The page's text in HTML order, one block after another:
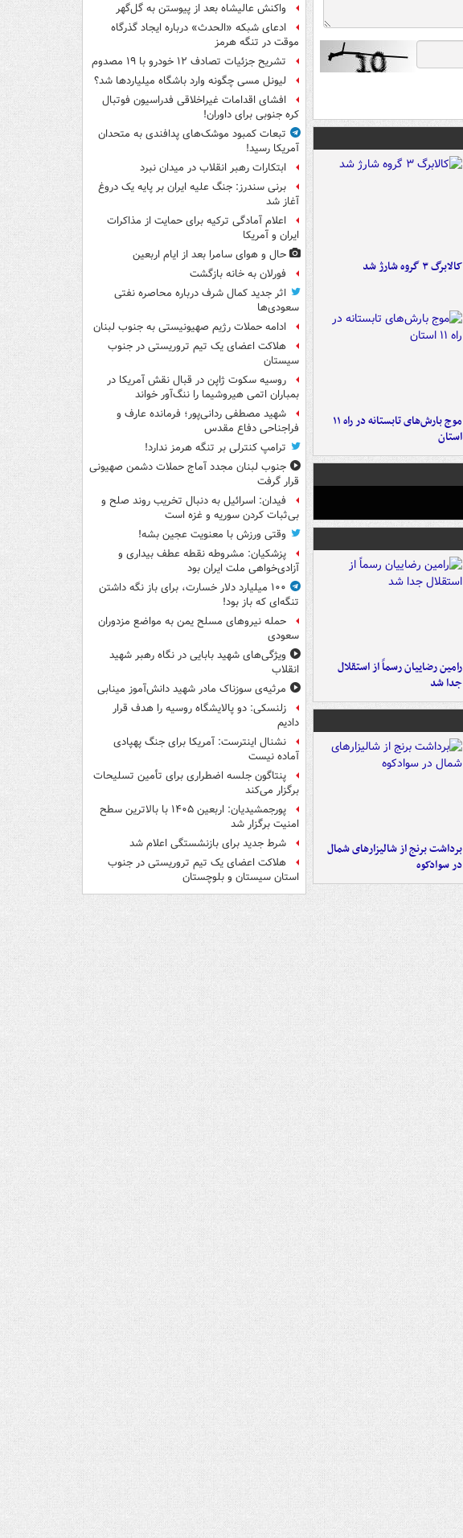
کالابرگ ۳ گروه شارژ شد
موج بارش‌های تابستانه در راه ۱۱
استان
رامین رضاییان رسماً از استقلال
جدا شد
برداشت برنج از شالیزارهای شمال
در سوادکوه
واکنش عالیشاه بعد از پیوستن به گل‌گهر
ادعای شبکه «الحدث» درباره ایجاد گذرگاه
موقت در تنگه هرمز
تشریح جزئیات تصادف ۱۲ خودرو با ۱۹ مصدوم
لیونل مسی چگونه وارد باشگاه میلیاردها شد؟
افشای اقدامات غیراخلاقی فدراسیون فوتبال
کره جنوبی برای داوران!
تبعات کمبود موشک‌های پدافندی به متحدان
آمریکا رسید!
ابتکارات رهبر انقلاب در میدان نبرد
برنی سندرز: جنگ علیه ایران بر پایه یک دروغ
آغاز شد
اعلام آمادگی ترکیه برای حمایت از مذاکرات
ایران و آمریکا
حال و هوای سامرا بعد از ایام اربعین
فورلان به خانه بازگشت
اثر جدید کمال شرف درباره محاصره نفتی
سعودی‌ها
ادامه حملات رژیم صهیونیستی به جنوب لبنان
هلاکت اعضای یک تیم تروریستی در جنوب
سیستان
روسیه سکوت ژاپن در قبال نقش آمریکا در
بمباران اتمی هیروشیما را ننگ‌آور خواند
شهید مصطفی ردانی‌پور؛ فرمانده عارف و
فراجناحی دفاع مقدس
ترامپ کنترلی بر تنگه هرمز ندارد!
جنوب لبنان مجدد آماج حملات دشمن صهیونی
قرار گرفت
فیدان: اسرائیل به دنبال تخریب روند صلح و
بی‌ثبات کردن سوریه و غزه است
وقتی ورزش با معنویت عجین بشه!
پزشکیان: مشروطه نقطه عطف بیداری و
آزادی‌خواهی ملت ایران بود
۱۰۰ میلیارد دلار خسارت، برای باز نگه داشتن
تنگه‌ای که باز بود!
حمله نیروهای مسلح یمن به مواضع مزدوران
سعودی
ویژگی‌های شهید بابایی در نگاه رهبر شهید
انقلاب
مرثیه‌ی سوزناک مادر شهید دانش‌آموز مینابی
زلنسکی: دو پالایشگاه روسیه را هدف قرار
دادیم
نشنال اینترست: آمریکا برای جنگ پهپادی
آماده نیست
پنتاگون جلسه اضطراری برای تأمین تسلیحات
برگزار می‌کند
پورجمشیدیان: اربعین ۱۴۰۵ با بالاترین سطح
امنیت برگزار شد
شرط جدید برای بازنشستگی اعلام شد
هلاکت اعضای یک تیم تروریستی در جنوب
استان سیستان و بلوچستان